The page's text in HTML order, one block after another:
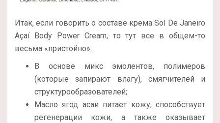
Итак, если говорить о составе крема Sol De Janeiro
Açaí Body Power Cream, то тут все в общем-то
весьма «пристойно»:
В основе микс эмолентов, полимеров
(которые запирают влагу), смягчителей и
структурообразователей;
Масло ягод асаи питает кожу, способствует
регенерации кожи, а также оказывает